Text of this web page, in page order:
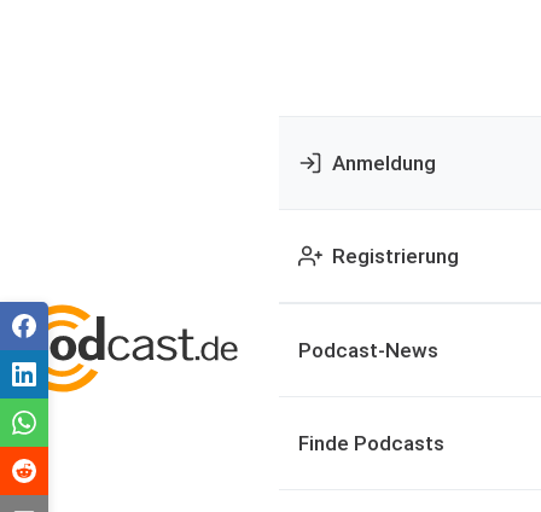
Anmeldung
Registrierung
Podcast-News
Finde Podcasts